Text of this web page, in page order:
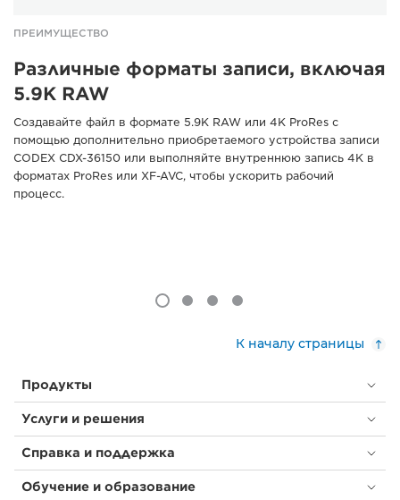
ПРЕИМУЩЕСТВО
Различные форматы записи, включая
5.9K RAW
Создавайте файл в формате 5.9K RAW или 4K ProRes с
помощью дополнительно приобретаемого устройства записи
CODEX CDX-36150 или выполняйте внутреннюю запись 4K в
форматах ProRes или XF-AVC, чтобы ускорить рабочий
процесс.
К началу страницы
Продукты
Услуги и решения
Справка и поддержка
Обучение и образование